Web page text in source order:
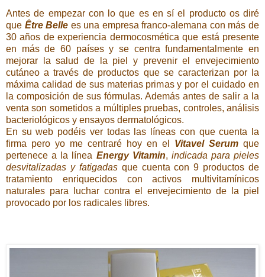
Antes de empezar con lo que es en sí el producto os diré
que Être Belle es una empresa franco-alemana con más de
30 años de experiencia dermocosmética que está presente
en más de 60 países y se centra fundamentalmente en
mejorar la salud de la piel y prevenir el envejecimiento
cutáneo a través de productos que se caracterizan por la
máxima calidad de sus materias primas y por el cuidado en
la composición de sus fórmulas. Además antes de salir a la
venta son sometidos a múltiples pruebas, controles, análisis
bacteriológicos y ensayos dermatológicos.
En su web podéis ver todas las líneas con que cuenta la
firma pero yo me centraré hoy en el Vitavel Serum que
pertenece a la línea Energy Vitamin, indicada para pieles
desvitalizadas y fatigadasque cuenta con 9 productos de
tratamiento enriquecidos con activos multivitamínicos
naturales para luchar contra el envejecimiento de la piel
provocado por los radicales libres.